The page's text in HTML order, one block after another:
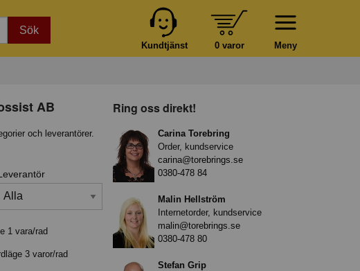
Sök
Meny
0 varor
Kundtjänst
AB
och leverantörer.
1 vara/rad
3 varor/rad
Ring oss direkt!
Carina Torebring
Order, kundservice
carina@torebrings.se
0380-478 84
Malin Hellström
Internetorder, kundservice
malin@torebrings.se
0380-478 80
Stefan Grip